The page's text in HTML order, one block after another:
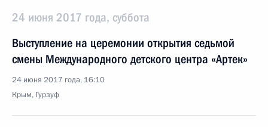
24 июня 2017 года, суббота
Выступление на церемонии открытия седьмой
смены Международного детского центра «Артек»
24 июня 2017 года, 16:10
Крым, Гурзуф